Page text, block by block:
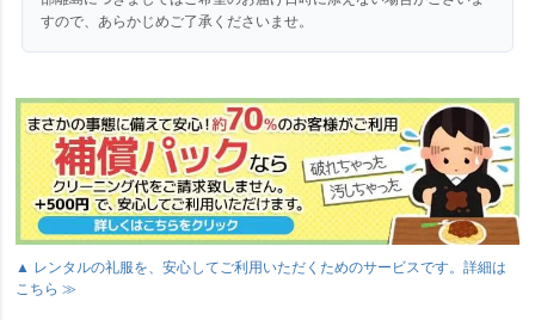
すので、あらかじめご了承くださいませ。
▲ レンタルの礼服を、安心してご利用いただくためのサービスです。詳細は
こちら ≫